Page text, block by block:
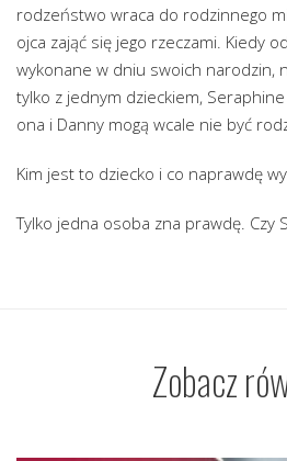
rodzeństwo wraca do rodzinnego
ojca zająć się jego rzeczami. Kiedy
wykonane w dniu swoich narodzin,
tylko z jednym dzieckiem,
ona i Danny mogą wcale nie być
Kim jest to dziecko i co naprawdę
Tylko jedna osoba zna prawdę. Czy
Zobacz